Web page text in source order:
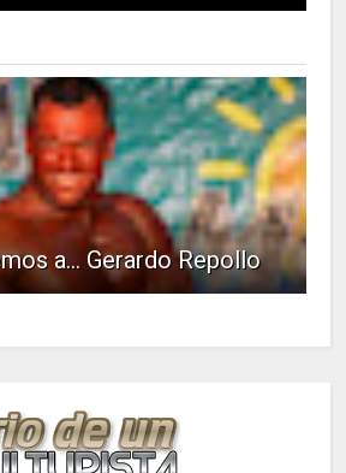
a... Gerardo Repollo